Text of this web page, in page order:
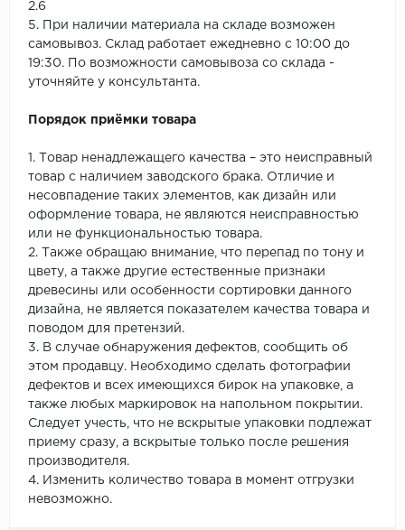
2.6
5. При наличии материала на складе возможен
самовывоз. Склад работает ежедневно с 10:00 до
19:30. По возможности самовывоза со склада -
уточняйте у консультанта.
Порядок приёмки товара
1. Товар ненадлежащего качества – это неисправный
товар с наличием заводского брака. Отличие и
несовпадение таких элементов, как дизайн или
оформление товара, не являются неисправностью
или не функциональностью товара.
2. Также обращаю внимание, что перепад по тону и
цвету, а также другие естественные признаки
древесины или особенности сортировки данного
дизайна, не является показателем качества товара и
поводом для претензий.
3. В случае обнаружения дефектов, сообщить об
этом продавцу. Необходимо сделать фотографии
дефектов и всех имеющихся бирок на упаковке, а
также любых маркировок на напольном покрытии.
Следует учесть, что не вскрытые упаковки подлежат
приему сразу, а вскрытые только после решения
производителя.
4. Изменить количество товара в момент отгрузки
невозможно.